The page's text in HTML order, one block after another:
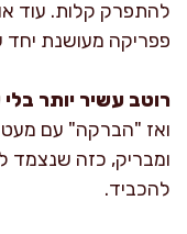
פפריקה מעושנת יחד
רוטב עשיר יותר
ואז "הברקה" עם מעט
ומבריק, כזה שנצמד
להכביד.